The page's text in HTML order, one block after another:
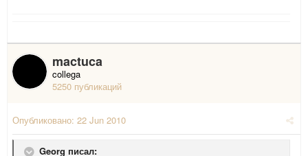
mactuca
collega
5250 публикаций
Опубликовано: 22 Jun 2010
Georg писал: